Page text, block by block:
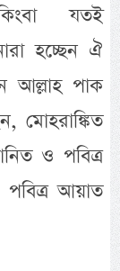
কিংবা যতই
হচ্ছেন ঐ
আল্লাহ পাক
মোহরাঙ্কিত
ও পবিত্র
আয়াত